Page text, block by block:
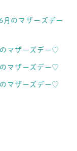
のマザーズデー
マザーズデー♡
マザーズデー♡
マザーズデー♡